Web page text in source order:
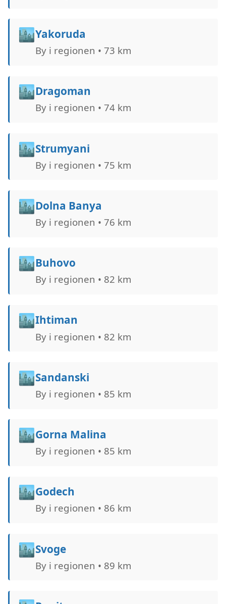
🏙️Yakoruda
By i regionen • 73 km
🏙️Dragoman
By i regionen • 74 km
🏙️Strumyani
By i regionen • 75 km
🏙️Dolna Banya
By i regionen • 76 km
🏙️Buhovo
By i regionen • 82 km
🏙️Ihtiman
By i regionen • 82 km
🏙️Sandanski
By i regionen • 85 km
🏙️Gorna Malina
By i regionen • 85 km
🏙️Godech
By i regionen • 86 km
🏙️Svoge
By i regionen • 89 km